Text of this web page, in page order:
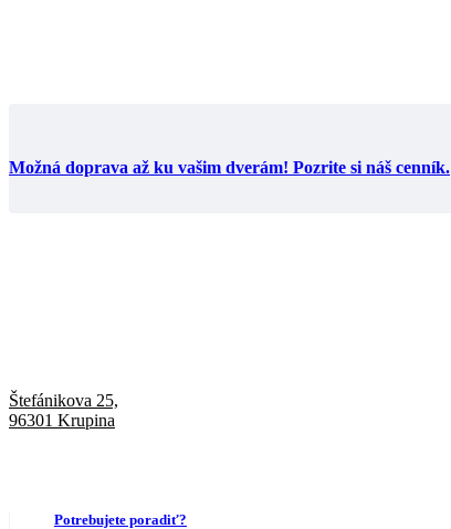
Možná doprava až ku vašim dverám! Pozrite si náš cenník.
Štefánikova 25,
96301 Krupina
Potrebujete poradiť?